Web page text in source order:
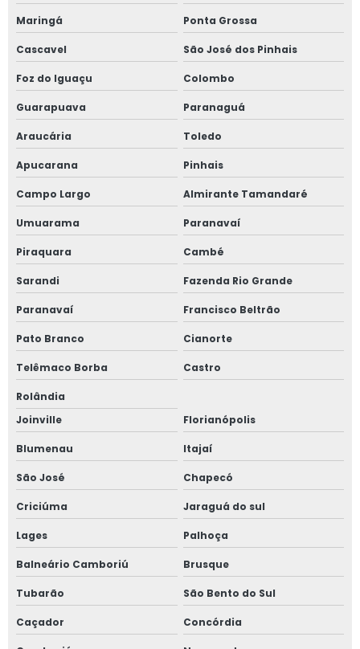
Maringá Ponta Grossa
Cascavel São José dos Pinhais
Foz do Iguaçu Colombo
Guarapuava Paranaguá
Araucária Toledo
Apucarana Pinhais
Campo Largo Almirante Tamandaré
Umuarama Paranavaí
Piraquara Cambé
Sarandi Fazenda Rio Grande
Paranavaí Francisco Beltrão
Pato Branco Cianorte
Telêmaco Borba Castro
Rolândia
Joinville
Florianópolis
Blumenau Itajaí
São José Chapecó
Criciúma Jaraguá do sul
Lages Palhoça
Balneário Camboriú Brusque
Tubarão São Bento do Sul
Caçador Concórdia